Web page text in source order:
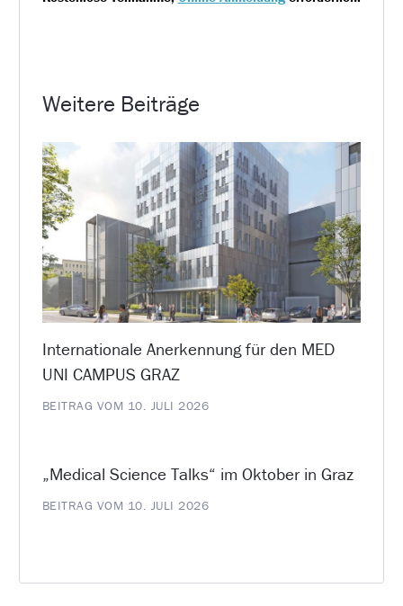
Weitere Beiträge
Internationale Anerkennung für den MED
UNI CAMPUS GRAZ
BEITRAG VOM 10. JULI 2026
„Medical Science Talks“ im Oktober in Graz
BEITRAG VOM 10. JULI 2026